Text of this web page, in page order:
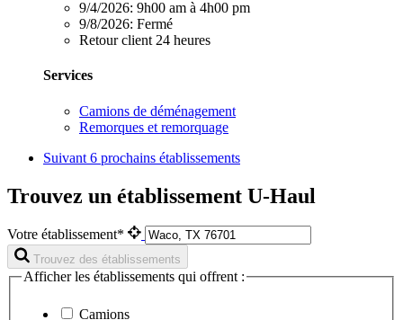
9/4/2026: 9h00 am à 4h00 pm
9/8/2026: Fermé
Retour client 24 heures
Services
Camions de déménagement
Remorques et remorquage
Suivant 6 prochains établissements
Trouvez un établissement U-Haul
Votre établissement*
Trouvez des établissements
Afficher les établissements qui offrent :
Camions